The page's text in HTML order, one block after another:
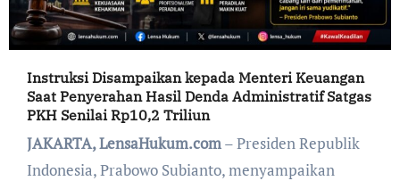
Instruksi Disampaikan kepada Menteri Keuangan
Saat Penyerahan Hasil Denda Administratif Satgas
PKH Senilai Rp10,2 Triliun
JAKARTA, LensaHukum.com– Presiden Republik
Indonesia, Prabowo Subianto, menyampaikan